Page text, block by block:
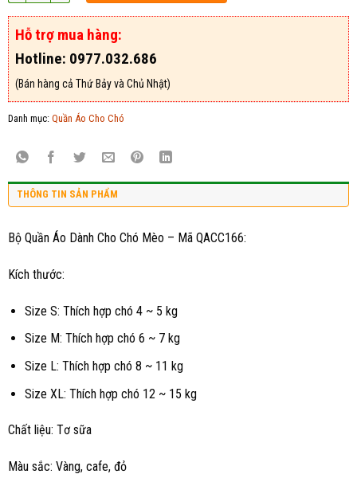
Hỗ trợ mua hàng:
Hotline: 0977.032.686
(Bán hàng cả Thứ Bảy và Chủ Nhật)
Danh mục: Quần Áo Cho Chó
THÔNG TIN SẢN PHẨM
Bộ Quần Áo Dành Cho Chó Mèo – Mã QACC166:
Kích thước:
Size S: Thích hợp chó 4 ~ 5 kg
Size M: Thích hợp chó 6 ~ 7 kg
Size L: Thích hợp chó 8 ~ 11 kg
Size XL: Thích hợp chó 12 ~ 15 kg
Chất liệu: Tơ sữa
Màu sắc: Vàng, cafe, đỏ